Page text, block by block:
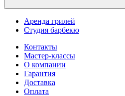
Аренда грилей
Студия барбекю
Контакты
Мастер-классы
О компании
Гарантия
Доставка
Оплата